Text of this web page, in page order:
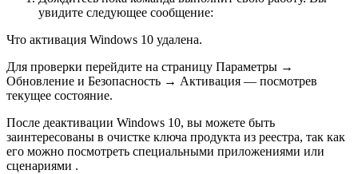
увидите следующее сообщение:
Что активация Windows 10 удалена.
Для проверки перейдите на страницу Параметры →
Обновление и Безопасность → Активация — посмотрев
текущее состояние.
После деактивации Windows 10, вы можете быть
заинтересованы в очистке ключа продукта из реестра, так как
его можно посмотреть специальными приложениями или
сценариями .